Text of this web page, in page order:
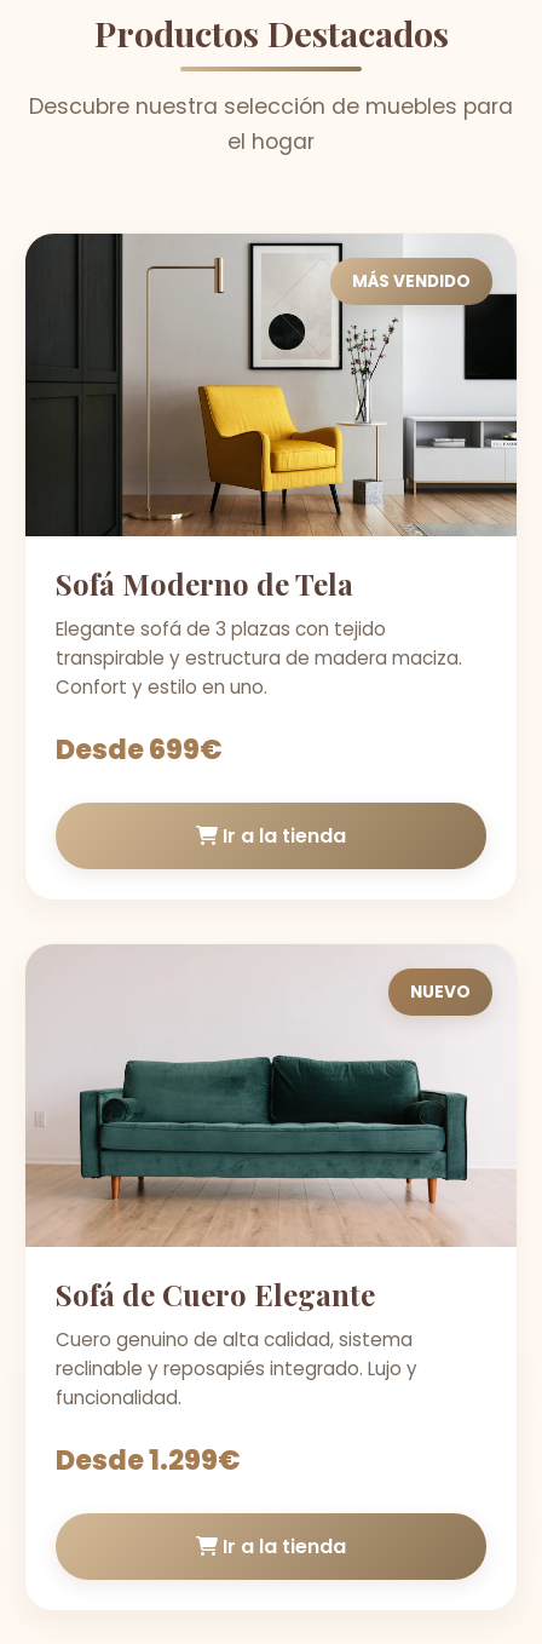
Productos Destacados
Descubre nuestra selección de muebles para
el hogar
MÁS VENDIDO
Sofá Moderno de Tela
Elegante sofá de 3 plazas con tejido
transpirable y estructura de madera maciza.
Confort y estilo en uno.
Desde 699€
Ir a la tienda
NUEVO
Sofá de Cuero Elegante
Cuero genuino de alta calidad, sistema
reclinable y reposapiés integrado. Lujo y
funcionalidad.
Desde 1.299€
Ir a la tienda